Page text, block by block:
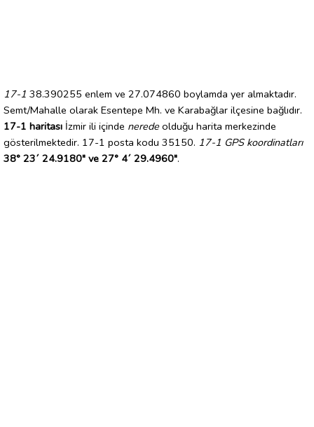
17-1 38.390255 enlem ve 27.074860 boylamda yer almaktadır.
Semt/Mahalle olarak Esentepe Mh. ve Karabağlar ilçesine bağlıdır.
17-1 haritası İzmir ili içinde nerede olduğu harita merkezinde
gösterilmektedir. 17-1 posta kodu 35150. 17-1 GPS koordinatları
38° 23´ 24.9180" ve 27° 4´ 29.4960".